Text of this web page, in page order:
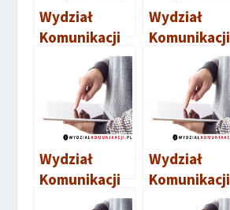
Wydział
Komunikacji
Strzyżów
Wydział
Komunikacji
Wydział
Komunikacji
Kolbuszowa
Wydział
Komunikacji
Przeworsk